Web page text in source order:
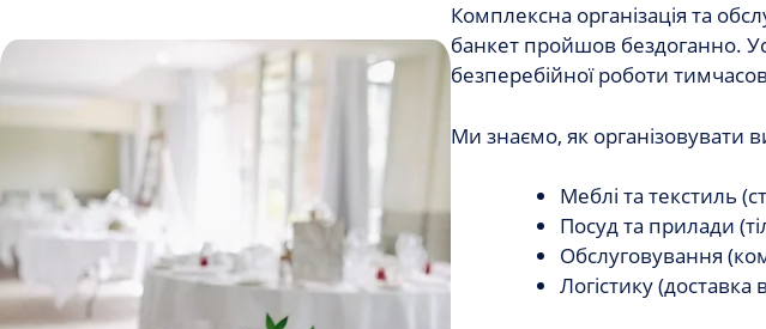
Комплексна організація та
банкет пройшов бездоганно.
безперебійної роботи
Ми знаємо, як організовувати
Меблі та текстиль
Посуд та прилади
Обслуговування
Логістику